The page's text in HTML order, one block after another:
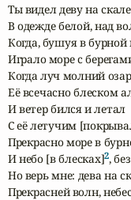
Ты видел деву на
В одежде белой, над
Когда, бушуя в бурной
Играло море с
Когда луч молний
Её всечасно блеском
И ветер бился и летал
С её летучим
Прекрасно море в
И небо [в блесках]2,
Но верь мне: дева на
Прекрасней волн,